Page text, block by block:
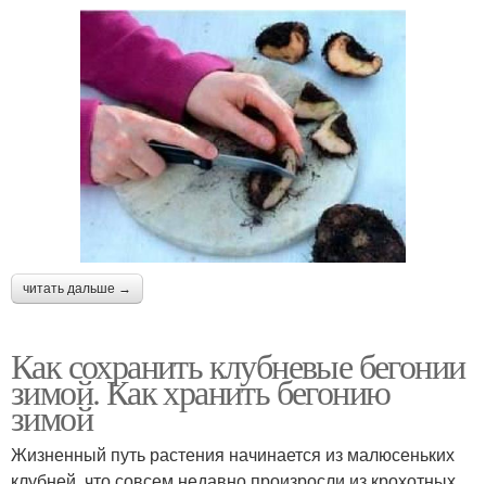
читать дальше →
Как сохранить клубневые бегонии
зимой. Как хранить бегонию
зимой
Жизненный путь растения начинается из малюсеньких